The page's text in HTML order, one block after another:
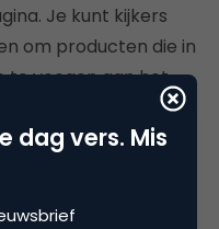
Je kunt kijkers
om producten die in
te voegen aan het
video in deze
deze video volg je
dag vers. Mis